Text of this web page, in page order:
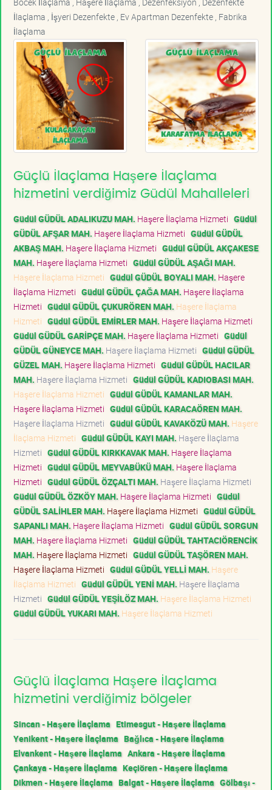
İlaçlama , İşyeri Dezenfekte , Ev Apartman Dezenfekte , Fabrika
İlaçlama
Güçlü İlaçlama Haşere İlaçlama
hizmetini verdiğimiz Güdül Mahalleleri
Güdül GÜDÜL ADALIKUZU MAH. Haşere İlaçlama Hizmeti Güdül
GÜDÜL AFŞAR MAH. Haşere İlaçlama Hizmeti Güdül GÜDÜL
AKBAŞ MAH. Haşere İlaçlama Hizmeti Güdül GÜDÜL AKÇAKESE
MAH. Haşere İlaçlama Hizmeti Güdül GÜDÜL AŞAĞI MAH.
Haşere İlaçlama Hizmeti Güdül GÜDÜL BOYALI MAH. Haşere
İlaçlama Hizmeti Güdül GÜDÜL ÇAĞA MAH. Haşere İlaçlama
Hizmeti Güdül GÜDÜL ÇUKURÖREN MAH. Haşere İlaçlama
Hizmeti Güdül GÜDÜL EMİRLER MAH. Haşere İlaçlama Hizmeti
Güdül GÜDÜL GARİPÇE MAH. Haşere İlaçlama Hizmeti Güdül
GÜDÜL GÜNEYCE MAH. Haşere İlaçlama Hizmeti Güdül GÜDÜL
GÜZEL MAH. Haşere İlaçlama Hizmeti Güdül GÜDÜL HACILAR
MAH. Haşere İlaçlama Hizmeti Güdül GÜDÜL KADIOBASI MAH.
Haşere İlaçlama Hizmeti Güdül GÜDÜL KAMANLAR MAH.
Haşere İlaçlama Hizmeti Güdül GÜDÜL KARACAÖREN MAH.
Haşere İlaçlama Hizmeti Güdül GÜDÜL KAVAKÖZÜ MAH. Haşere
İlaçlama Hizmeti Güdül GÜDÜL KAYI MAH. Haşere İlaçlama
Hizmeti Güdül GÜDÜL KIRKKAVAK MAH. Haşere İlaçlama
Hizmeti Güdül GÜDÜL MEYVABÜKÜ MAH. Haşere İlaçlama
Hizmeti Güdül GÜDÜL ÖZÇALTI MAH. Haşere İlaçlama Hizmeti
Güdül GÜDÜL ÖZKÖY MAH. Haşere İlaçlama Hizmeti Güdül
GÜDÜL SALİHLER MAH. Haşere İlaçlama Hizmeti Güdül GÜDÜL
SAPANLI MAH. Haşere İlaçlama Hizmeti Güdül GÜDÜL SORGUN
MAH. Haşere İlaçlama Hizmeti Güdül GÜDÜL TAHTACIÖRENCİK
MAH. Haşere İlaçlama Hizmeti Güdül GÜDÜL TAŞÖREN MAH.
Haşere İlaçlama Hizmeti Güdül GÜDÜL YELLİ MAH. Haşere
İlaçlama Hizmeti Güdül GÜDÜL YENİ MAH. Haşere İlaçlama
Hizmeti Güdül GÜDÜL YEŞİLÖZ MAH. Haşere İlaçlama Hizmeti
Güdül GÜDÜL YUKARI MAH. Haşere İlaçlama Hizmeti
Güçlü İlaçlama Haşere İlaçlama
hizmetini verdiğimiz bölgeler
Sincan - Haşere İlaçlama Etimesgut - Haşere İlaçlama
Yenikent - Haşere İlaçlama Bağlıca - Haşere İlaçlama
Elvankent - Haşere İlaçlama Ankara - Haşere İlaçlama
Çankaya - Haşere İlaçlama Keçiören - Haşere İlaçlama
Dikmen - Haşere İlaçlama Balgat - Haşere İlaçlama Gölbaşı -